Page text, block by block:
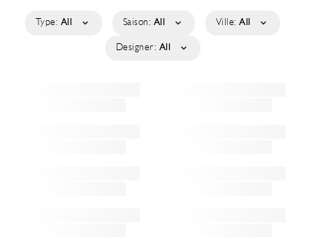
Type: All Saison: All Ville: All
Designer: All